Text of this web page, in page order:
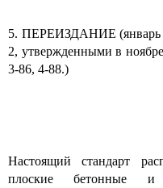
5. ПЕРЕИЗДАНИЕ (январь
2, утвержденными в
3-86, 4-88.)
Настоящий стандарт
плоские бетонные и